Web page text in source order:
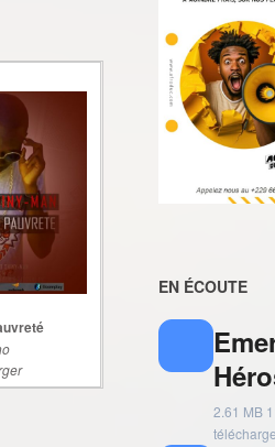
EN ÉCOUTE
2.61 MB